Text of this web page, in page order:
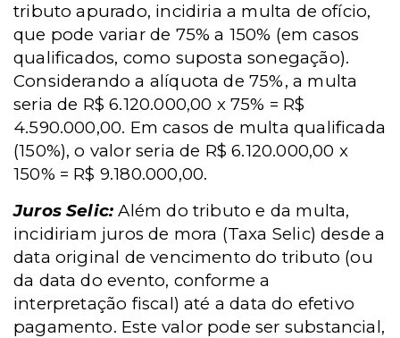
tributo apurado, incidiria a multa de ofício,
que pode variar de 75% a 150% (em casos
qualificados, como suposta sonegação).
Considerando a alíquota de 75%, a multa
seria de R$ 6.120.000,00 x 75% = R$
4.590.000,00. Em casos de multa qualificada
(150%), o valor seria de R$ 6.120.000,00 x
150% = R$ 9.180.000,00.
Juros Selic: Além do tributo e da multa,
incidiriam juros de mora (Taxa Selic) desde a
data original de vencimento do tributo (ou
da data do evento, conforme a
interpretação fiscal) até a data do efetivo
pagamento. Este valor pode ser substancial,